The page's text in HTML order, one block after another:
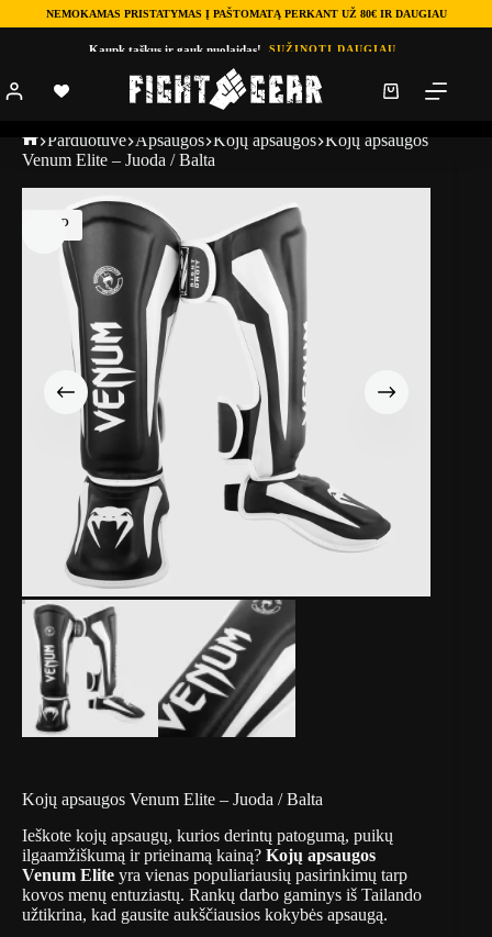
NEMOKAMAS PRISTATYMAS Į PAŠTOMATĄ PERKANT UŽ 80€ IR DAUGIAU
Kaupk taškus ir gauk nuolaidas! SUŽINOTI DAUGIAU
Parduotuve Apsaugos Kojų apsaugos Kojų apsaugos
Venum Elite – Juoda / Balta
TOP
Kojų apsaugos Venum Elite – Juoda / Balta
Ieškote kojų apsaugų, kurios derintų patogumą, puikų
ilgaamžiškumą ir prieinamą kainą? Kojų apsaugos
Venum Elite yra vienas populiariausių pasirinkimų tarp
kovos menų entuziastų. Rankų darbo gaminys iš Tailando
užtikrina, kad gausite aukščiausios kokybės apsaugą.